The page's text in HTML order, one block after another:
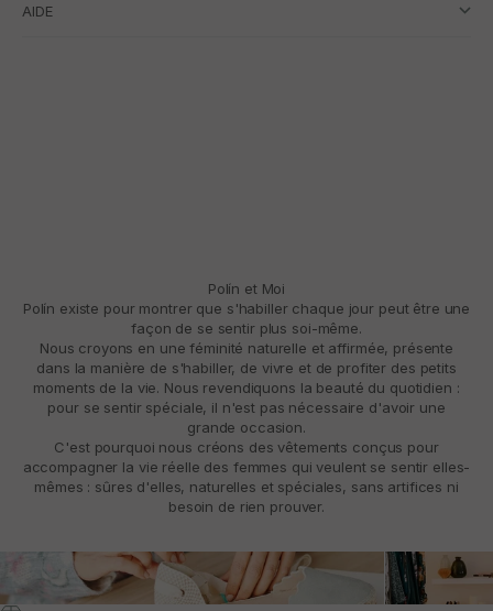
AIDE
Polín et Moi
Polín existe pour montrer que s'habiller chaque jour peut être une
façon de se sentir plus soi-même.
Nous croyons en une féminité naturelle et affirmée, présente
dans la manière de s'habiller, de vivre et de profiter des petits
moments de la vie. Nous revendiquons la beauté du quotidien :
pour se sentir spéciale, il n'est pas nécessaire d'avoir une
grande occasion.
C'est pourquoi nous créons des vêtements conçus pour
accompagner la vie réelle des femmes qui veulent se sentir elles-
mêmes : sûres d'elles, naturelles et spéciales, sans artifices ni
besoin de rien prouver.